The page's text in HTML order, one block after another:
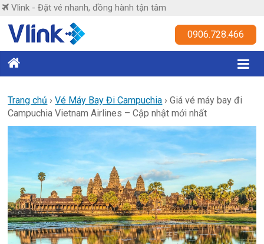
Skip
content
Vlink - Đặt vé nhanh, đồng hành tận tâm
Vlink
nhanh,
đồng
hành
tâm
0906.728.466
Trang chủ ›Vé Máy Bay Đi Campuchia ›Giá vé máy bay đi
Campuchia Vietnam Airlines – Cập nhật mới nhất